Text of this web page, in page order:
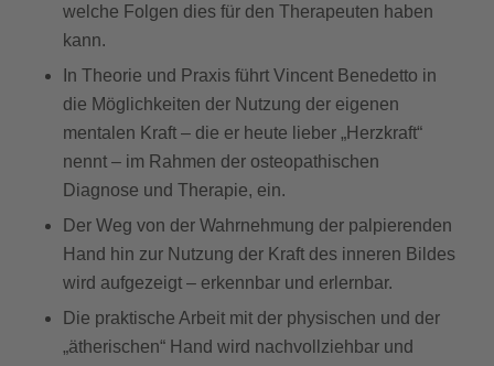
welche Folgen dies für den Therapeuten haben
kann.
In Theorie und Praxis führt Vincent Benedetto in
die Möglichkeiten der Nutzung der eigenen
mentalen Kraft – die er heute lieber „Herzkraft“
nennt – im Rahmen der osteopathischen
Diagnose und Therapie, ein.
Der Weg von der Wahrnehmung der palpierenden
Hand hin zur Nutzung der Kraft des inneren Bildes
wird aufgezeigt – erkennbar und erlernbar.
Die praktische Arbeit mit der physischen und der
„ätherischen“ Hand wird nachvollziehbar und